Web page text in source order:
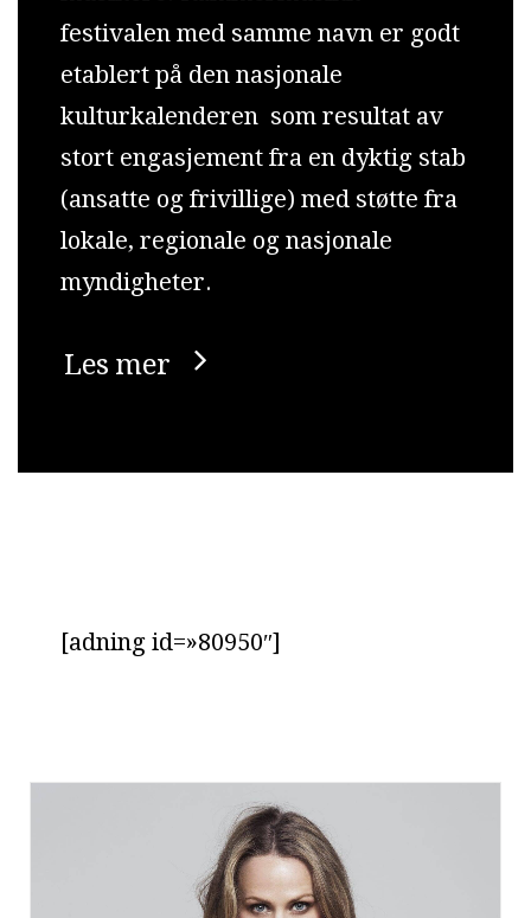
festivalen med samme navn er godt
etablert på den nasjonale
kulturkalenderen som resultat av
stort engasjement fra en dyktig stab
(ansatte og frivillige) med støtte fra
lokale, regionale og nasjonale
myndigheter.
Les mer
[adning id=»80950″]